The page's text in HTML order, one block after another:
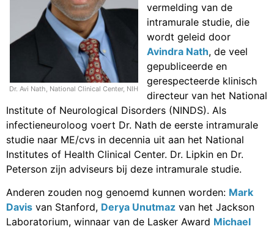
Dr. Avi Nath, National Clinical Center, NIH
vermelding van de
intramurale studie, die
wordt geleid door
Avindra Nath, de veel
gepubliceerde en
gerespecteerde klinisch
directeur van het National
Institute of Neurological Disorders (NINDS). Als
infectieneuroloog voert Dr. Nath de eerste intramurale
studie naar ME/cvs in decennia uit aan het National
Institutes of Health Clinical Center. Dr. Lipkin en Dr.
Peterson zijn adviseurs bij deze intramurale studie.
Anderen zouden nog genoemd kunnen worden: Mark
Davis van Stanford, Derya Unutmaz van het Jackson
Laboratorium, winnaar van de Lasker Award Michael